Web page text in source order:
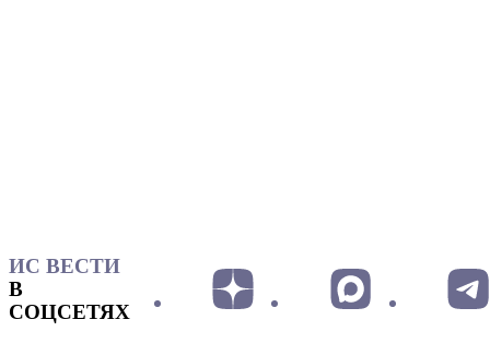
ИС ВЕСТИ
В
СОЦСЕТЯХ